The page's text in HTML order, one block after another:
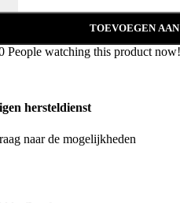
TOEVOEGEN
People watching this product now!
hersteldienst
naar de mogelijkheden